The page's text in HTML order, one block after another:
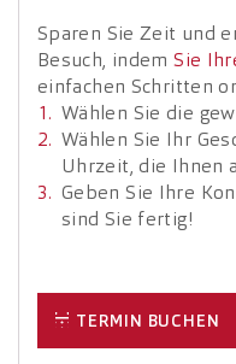
Sparen Sie Zeit und
Besuch, indemSie
einfachen Schritten
Wählen Sie die
Wählen Sie Ihr
Uhrzeit, die Ihnen
Geben Sie Ihre
sind Sie fertig!
TERMIN BUCHEN